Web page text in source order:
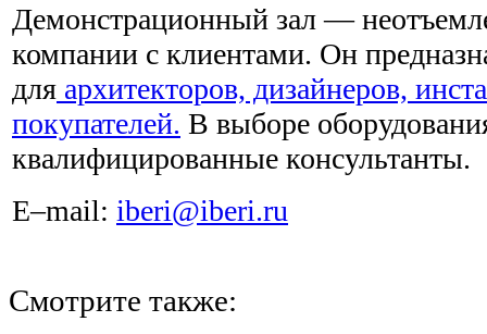
Демонстрационный зал —
компании с клиентами. Он
для архитекторов, дизайнеров,
покупателей. В выборе
квалифицированные консультанты.
E–mail: iberi@iberi.ru
Смотрите также: